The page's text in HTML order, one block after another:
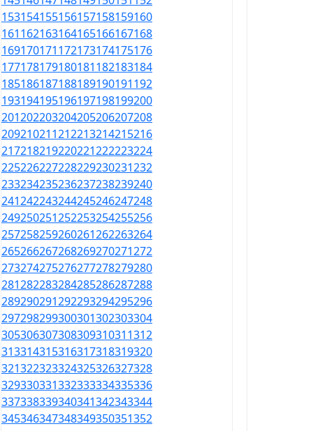
153154155156157158159160
161162163164165166167168
169170171172173174175176
177178179180181182183184
185186187188189190191192
193194195196197198199200
201202203204205206207208
209210211212213214215216
217218219220221222223224
225226227228229230231232
233234235236237238239240
241242243244245246247248
249250251252253254255256
257258259260261262263264
265266267268269270271272
273274275276277278279280
281282283284285286287288
289290291292293294295296
297298299300301302303304
305306307308309310311312
313314315316317318319320
321322323324325326327328
329330331332333334335336
337338339340341342343344
345346347348349350351352